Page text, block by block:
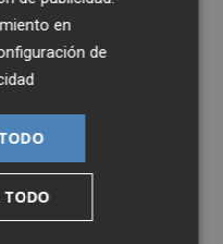
en
de
TODO